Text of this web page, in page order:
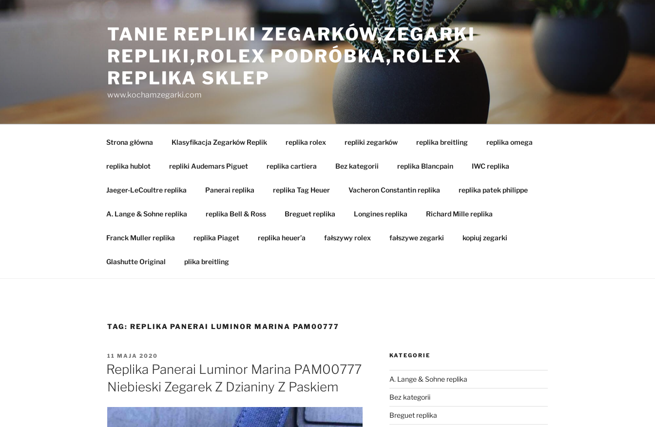
do
TANIE REPLIKI ZEGARKÓW,ZEGARKI
REPLIKI,ROLEX PODRÓBKA,ROLEX
REPLIKA SKLEP
www.kochamzegarki.com
Strona główna Klasyfikacja Zegarków Replik replika rolex repliki zegarków replika breitling replika omega
replika hublot repliki Audemars Piguet replika cartiera Bez kategorii replika Blancpain IWC replika
Jaeger-LeCoultre replika Panerai replika replika Tag Heuer Vacheron Constantin replika replika patek philippe
A. Lange & Sohne replika replika Bell & Ross Breguet replika Longines replika Richard Mille replika
Franck Muller replika replika Piaget replika heuer’a fałszywy rolex fałszywe zegarki kopiuj zegarki
Glashutte Original plika breitling
TAG: REPLIKA PANERAI LUMINOR MARINA PAM00777
OPUBLIKOWANE
W
11 MAJA 2020
Replika Panerai Luminor Marina PAM00777
Niebieski Zegarek Z Dzianiny Z Paskiem
KATEGORIE
A. Lange & Sohne replika
Bez kategorii
Breguet replika